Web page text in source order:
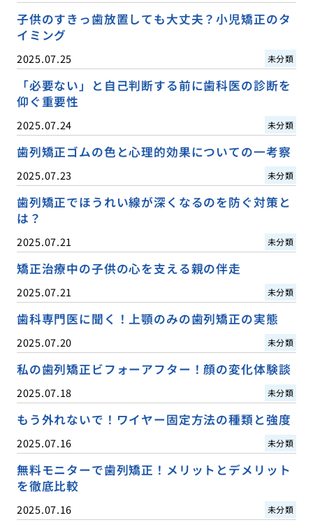
子供のすきっ歯放置しても大丈夫？小児矯正のタ
イミング
2025.07.25 未分類
「必要ない」と自己判断する前に歯科医の診断を
仰ぐ重要性
2025.07.24 未分類
歯列矯正ゴムの色と心理的効果についての一考察
2025.07.23 未分類
歯列矯正でほうれい線が深くなるのを防ぐ対策と
は？
2025.07.21 未分類
矯正治療中の子供の心を支える親の伴走
2025.07.21 未分類
歯科専門医に聞く！上顎のみの歯列矯正の実態
2025.07.20 未分類
私の歯列矯正ビフォーアフター！顔の変化体験談
2025.07.18 未分類
もう外れないで！ワイヤー固定方法の種類と強度
2025.07.16 未分類
無料モニターで歯列矯正！メリットとデメリット
を徹底比較
2025.07.16 未分類